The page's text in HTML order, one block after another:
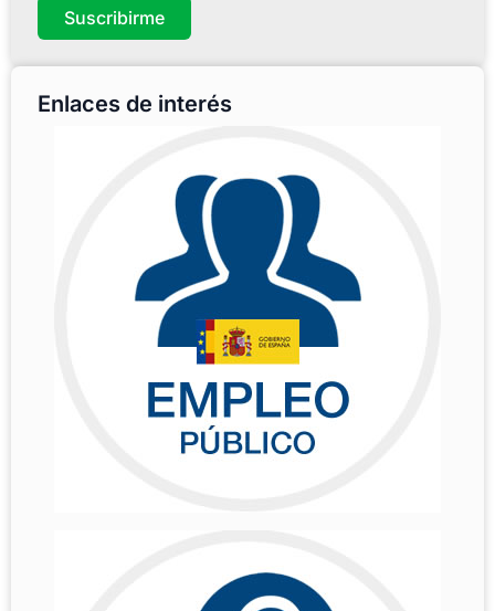
Suscribirme
Enlaces de interés